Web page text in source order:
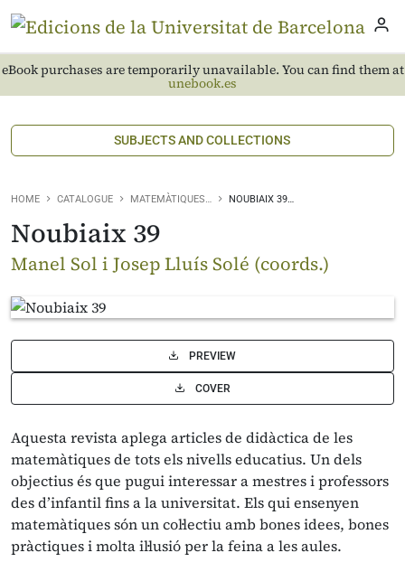
eBook purchases are temporarily unavailable. You can find them at
unebook.es
SUBJECTS AND COLLECTIONS
HOME CATALOGUE MATEMÀTIQUES… NOUBIAIX 39…
Noubiaix 39
Manel Sol i Josep Lluís Solé (coords.)
PREVIEW
COVER
Aquesta revista aplega articles de didàctica de les
matemàtiques de tots els nivells educatius. Un dels
objectius és que pugui interessar a mestres i professors
des d’infantil fins a la universitat. Els qui ensenyen
matemàtiques són un col·lectiu amb bones idees, bones
pràctiques i molta il·lusió per la feina a les aules.